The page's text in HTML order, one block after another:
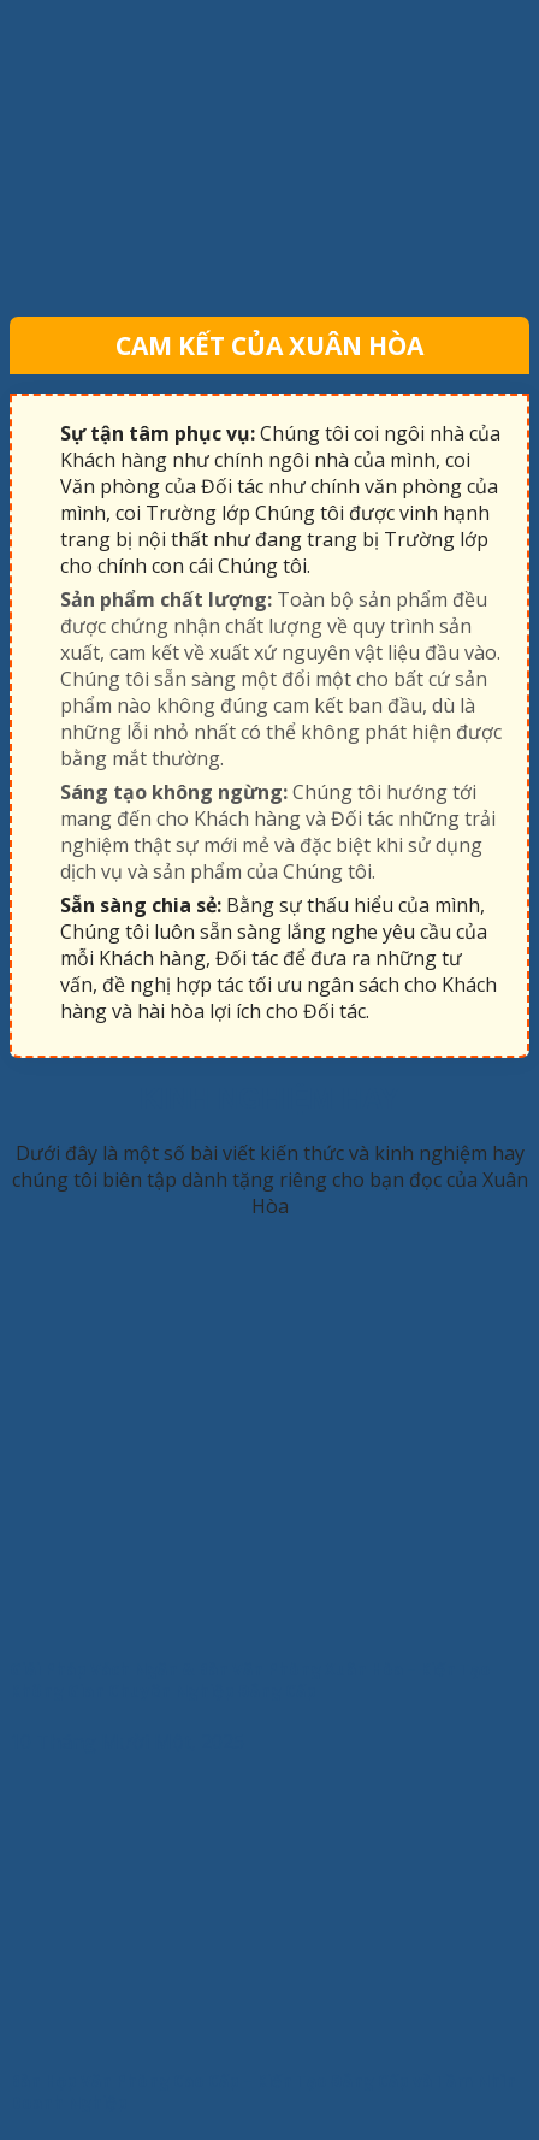
CAM KẾT CỦA XUÂN HÒA
Sự tận tâm phục vụ:Chúng tôi coi ngôi nhà của
Khách hàng như chính ngôi nhà của mình, coi
Văn phòng của Đối tác như chính văn phòng của
mình, coi Trường lớp Chúng tôi được vinh hạnh
trang bị nội thất như đang trang bị Trường lớp
cho chính con cái Chúng tôi.
Sản phẩm chất lượng: Toàn bộ sản phẩm đều
được chứng nhận chất lượng về quy trình sản
xuất, cam kết về xuất xứ nguyên vật liệu đầu vào.
Chúng tôi sẵn sàng một đổi một cho bất cứ sản
phẩm nào không đúng cam kết ban đầu, dù là
những lỗi nhỏ nhất có thể không phát hiện được
bằng mắt thường.
Sáng tạo không ngừng:Chúng tôi hướng tới
mang đến cho Khách hàng và Đối tác những trải
nghiệm thật sự mới mẻ và đặc biệt khi sử dụng
dịch vụ và sản phẩm của Chúng tôi.
Sẵn sàng chia sẻ: Bằng sự thấu hiểu của mình,
Chúng tôi luôn sẵn sàng lắng nghe yêu cầu của
mỗi Khách hàng, Đối tác để đưa ra những tư
vấn, đề nghị hợp tác tối ưu ngân sách cho Khách
hàng và hài hòa lợi ích cho Đối tác.
Dưới đây là một số bài viết kiến thức và kinh nghiệm hay
chúng tôi biên tập dành tặng riêng cho bạn đọc của Xuân
Hòa